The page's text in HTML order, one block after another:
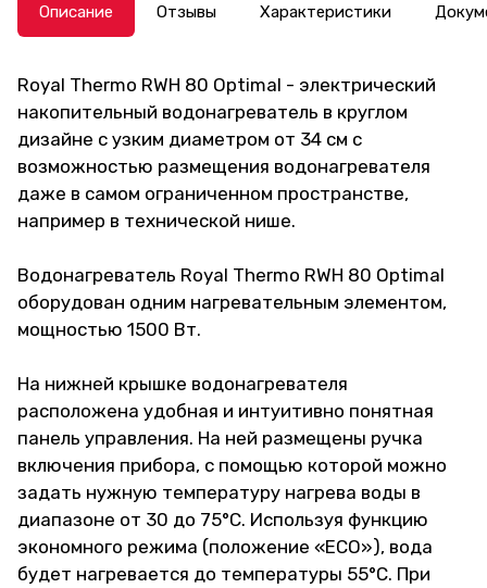
Описание Отзывы Характеристики
Royal Thermo RWH 80 Optimal - электрический
накопительный водонагреватель в круглом
дизайне с узким диаметром от 34 см с
возможностью размещения водонагревателя
даже в самом ограниченном пространстве,
например в технической нише.
Водонагреватель Royal Thermo RWH 80 Optimal
оборудован одним нагревательным элементом,
мощностью 1500 Вт.
На нижней крышке водонагревателя
расположена удобная и интуитивно понятная
панель управления. На ней размещены ручка
включения прибора, с помощью которой можно
задать нужную температуру нагрева воды в
диапазоне от 30 до 75°С. Используя функцию
экономного режима (положение «ЕCO»), вода
будет нагревается до температуры 55°С. При